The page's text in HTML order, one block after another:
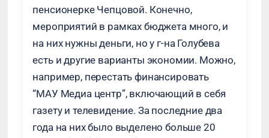
пенсионерке Чепцовой. Конечно,
мероприятий в рамках бюджета много, и
на них нужны деньги, но у г-на Голубева
есть и другие варианты экономии. Можно,
например, перестать финансировать
“МАУ Медиа центр”, включающий в себя
газету и телевидение. За последние два
года на них было выделено больше 20